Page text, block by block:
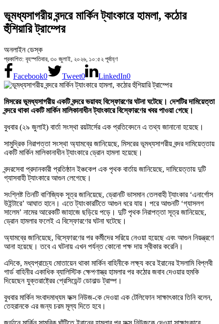
ভূমধ্যসাগরীয় বন্দরে মার্কিন ট্যাংকারে হামলা, কঠোর
হুঁশিয়ারি ট্রাম্পের
অনলাইন ডেস্ক
প্রকাশিত: বৃহস্পতিবার, ৩০ জুলাই, ২০২৬, ১০:৫২ পূর্বাহ্ণ
Facebook0 Tweet0 LinkedIn0
মিসরের ভূমধ্যসাগরীয় একটি বন্দরে ভয়াবহ বিস্ফোরণের ঘটনা ঘটেছে। দেশটির দামিয়েত্তা
বন্দরে থাকা একটি মার্কিন মালিকানাধীন ট্যাংকারে বিস্ফোরণের খবর পাওয়া গেছে।
বুধবার (২৯ জুলাই) বার্তা সংস্থা রয়টার্সের এক প্রতিবেদনে এ তথ্য জানানো হয়েছে।
সামুদ্রিক নিরাপত্তা সংস্থা অ্যামব্রে জানিয়েছে, মিসরের ভূমধ্যসাগরীয় বন্দর দামিয়েত্তায়
একটি মার্কিন মালিকানাধীন ট্যাংকারে ড্রোন হামলা হয়েছে।
বন্দরসেবা প্রদানকারী প্রতিষ্ঠান ইঞ্চকেপ এক পৃথক বার্তায় জানিয়েছে, দামিয়েত্তায় দুটি
গ্যাসবাহী ট্যাংকারে আগুন লেগেছে।
সংশ্লিষ্ট তিনটি বাণিজ্যিক সূত্র জানিয়েছে, ড্রোনটি ভাসমান তেলবাহী ট্যাংকার ‘এনার্গোস
উইন্টারে’ আঘাত হানে। এতে ট্যাংকারটিতে আগুন ধরে যায়। পরে আগুনটি ‘গ্যাসলগ
সালেম’ নামের আরেকটি জাহাজে ছড়িয়ে পড়ে। দুটি পৃথক নিরাপত্তা সূত্র জানিয়েছে,
ড্রোন হামলার ফলেই এ বিস্ফোরণের ঘটনা ঘটেছে।
অ্যামব্রে জানিয়েছে, বিস্ফোরণের পর কর্মীদের সরিয়ে নেওয়া হয়েছে এবং আগুন নিয়ন্ত্রণে
আনা হয়েছে। তবে এ ঘটনায় এখন পর্যন্ত কোনো পক্ষ দায় স্বীকার করেনি।
এদিকে, মধ্যপ্রাচ্যে মোতায়েন থাকা মার্কিন বাহিনীকে লক্ষ্য করে ইরানের ইসলামি বিপ্লবী
গার্ড বাহিনীর একাধিক ব্যালিস্টিক ক্ষেপণাস্ত্র হামলার পর কঠোর জবাব দেওয়ার হুমকি
দিয়েছেন যুক্তরাষ্ট্রের প্রেসিডেন্ট ডোনাল্ড ট্রাম্প।
বুধবার মার্কিন সংবাদমাধ্যম ফক্স নিউজ-কে দেওয়া এক টেলিফোন সাক্ষাৎকারে তিনি বলেন,
তেহরানকে এর জন্য চরম মূল্য দিতে হবে।